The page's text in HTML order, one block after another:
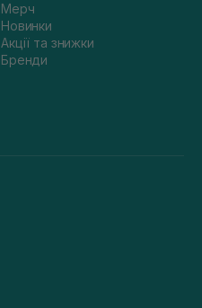
Мерч
Новинки
Акції та знижки
Бренди